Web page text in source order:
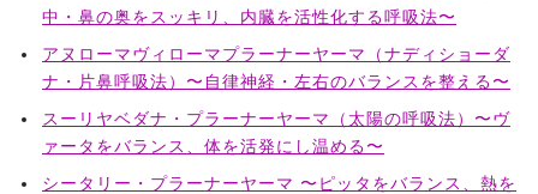
中・鼻の奥をスッキリ、内臓を活性化する呼吸法〜
アヌローマヴィローマプラーナーヤーマ（ナディショーダ
ナ・片鼻呼吸法）〜自律神経・左右のバランスを整える〜
スーリヤベダナ・プラーナーヤーマ（太陽の呼吸法）〜ヴ
ァータをバランス、体を活発にし温める〜
シータリー・プラーナーヤーマ 〜ピッタをバランス、熱を